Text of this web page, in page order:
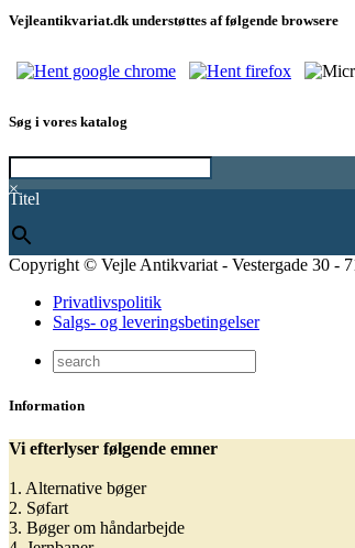
Vejleantikvariat.dk understøttes af følgende browsere
Søg i vores katalog
×
Titel
Copyright © Vejle Antikvariat - Vestergade 30 -
Privatlivspolitik
Salgs- og leveringsbetingelser
Information
Vi efterlyser følgende emner
1. Alternative bøger
2. Søfart
3. Bøger om håndarbejde